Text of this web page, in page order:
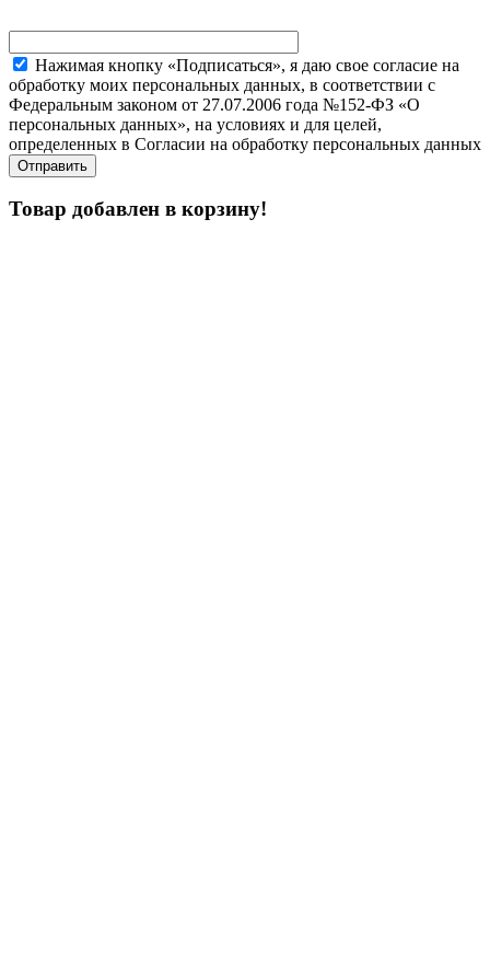
Нажимая кнопку «Подписаться», я даю свое согласие на
обработку моих персональных данных, в соответствии с
Федеральным законом от 27.07.2006 года №152-ФЗ «О
персональных данных», на условиях и для целей,
определенных в Согласии на обработку персональных данных
Товар добавлен в корзину!